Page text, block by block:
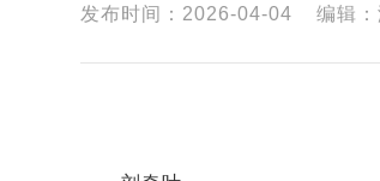
发布时间：2026-04-04 编辑